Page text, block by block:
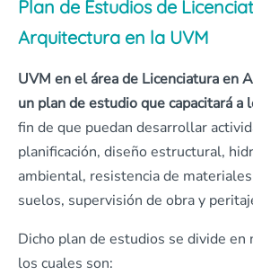
Plan de Estudios de
Arquitectura en la UVM
UVM en el área de Licenciatura en
un plan de estudio quecapacitará a
fin de que puedan desarrollar
planificación, diseño estructural,
ambiental, resistencia de
suelos, supervisión de obra y
Dicho plan de estudios se divide en
los cuales son: